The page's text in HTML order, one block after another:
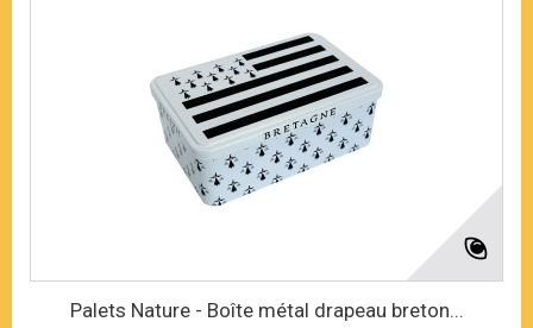
Palets Nature - Boîte métal drapeau breton...